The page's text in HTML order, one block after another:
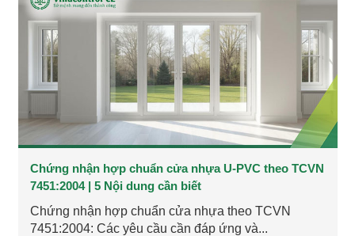
Chứng nhận hợp chuẩn cửa nhựa U-PVC theo TCVN
7451:2004 | 5 Nội dung cần biết
Chứng nhận hợp chuẩn cửa nhựa theo TCVN
7451:2004: Các yêu cầu cần đáp ứng và...